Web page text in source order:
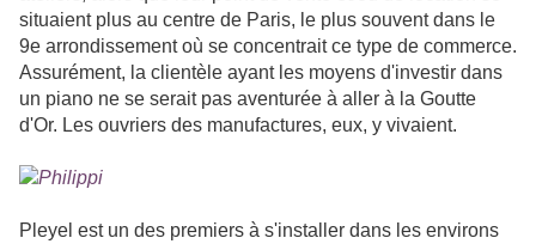
situaient plus au centre de Paris, le plus souvent dans le
9e arrondissement où se concentrait ce type de commerce.
Assurément, la clientèle ayant les moyens d'investir dans
un piano ne se serait pas aventurée à aller à la Goutte
d'Or. Les ouvriers des manufactures, eux, y vivaient.
Pleyel est un des premiers à s'installer dans les environs